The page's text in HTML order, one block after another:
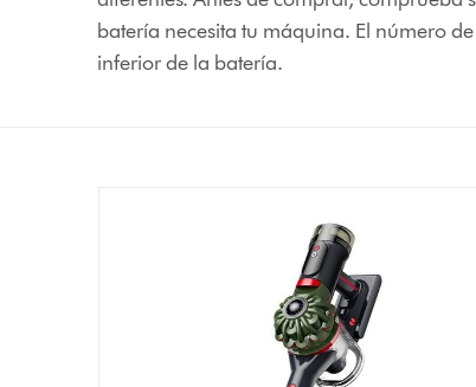
batería necesita tu máquina. El número
inferior de la batería.